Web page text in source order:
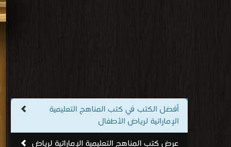
أفضل الكتب في كتب المناهج التعليمية
الإماراتية لرياض الأطفال
عرض كتب المناهج التعليمية الإماراتية لرياض